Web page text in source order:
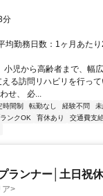
分
勤務日数：1ヶ月あたり
児から高齢者まで、幅
る訪問リハビリを行っ
せ、 必...
時間制 転勤なし 経験不問
ンクOK 育休あり 交通費支
ランナー│土日祝
ア>